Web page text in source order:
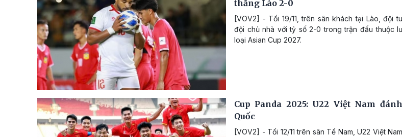
thắng Lào 2-0
[VOV2] - Tối 19/11, trên sân khách tại Lào, đội
đội chủ nhà với tỷ số 2-0 trong trận đấu thuộc
loại Asian Cup 2027.
Cup Panda 2025: U22 Việt Nam
Quốc
[VOV2] - Tối 12/11 trên sân Tế Nam, U22 Việt